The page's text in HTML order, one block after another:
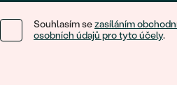
Souhlasím sezasíláním
osobních údajů pro tyto účely.